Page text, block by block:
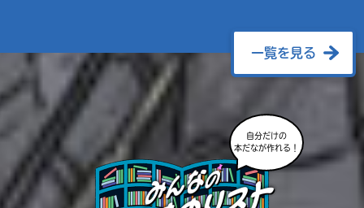
一覧を見る
自分だけの
本だなが作れる！